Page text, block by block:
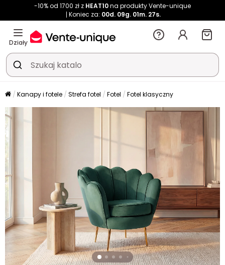
-10% od 1700 zł z HEAT10na produkty Vente-unique
Koniec za: 00d. 09g. 01m. 26s.
Działy
Kanapy i fotele Strefa fotel Fotel Fotel klasyczny